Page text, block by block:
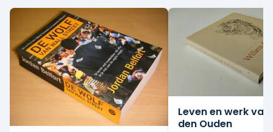
Leven en werk van
den Ouden